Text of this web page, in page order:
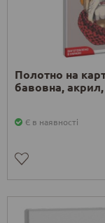
Полотно на
бавовна, акрил,
Є в наявності